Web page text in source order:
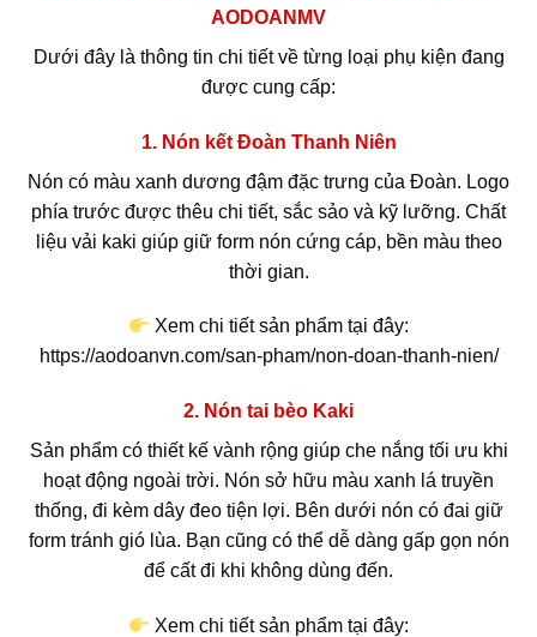
AODOANMV
Dưới đây là thông tin chi tiết về từng loại phụ kiện đang
được cung cấp:
1. Nón kết Đoàn Thanh Niên
Nón có màu xanh dương đậm đặc trưng của Đoàn. Logo
phía trước được thêu chi tiết, sắc sảo và kỹ lưỡng. Chất
liệu vải kaki giúp giữ form nón cứng cáp, bền màu theo
thời gian.
Xem chi tiết sản phẩm tại đây:
https://aodoanvn.com/san-pham/non-doan-thanh-nien/
2. Nón tai bèo Kaki
Sản phẩm có thiết kế vành rộng giúp che nắng tối ưu khi
hoạt động ngoài trời. Nón sở hữu màu xanh lá truyền
thống, đi kèm dây đeo tiện lợi. Bên dưới nón có đai giữ
form tránh gió lùa. Bạn cũng có thể dễ dàng gấp gọn nón
để cất đi khi không dùng đến.
Xem chi tiết sản phẩm tại đây: